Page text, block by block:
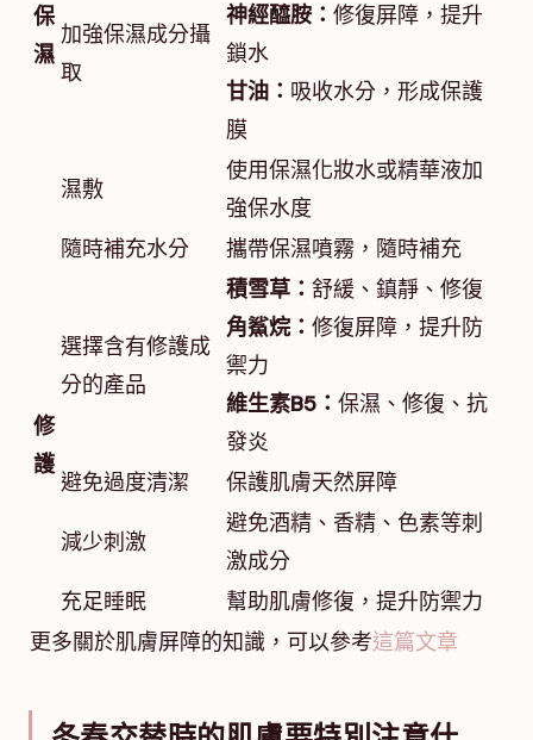
保
濕
加強保濕成分攝
取
神經醯胺： 修復屏障，提升
鎖水
甘油： 吸收水分，形成保護
膜
濕敷
使用保濕化妝水或精華液加
強保水度
隨時補充水分
攜帶保濕噴霧，隨時補充
修
護
選擇含有修護成
分的產品
積雪草： 舒緩、鎮靜、修復
角鯊烷： 修復屏障，提升防
禦力
維生素B5： 保濕、修復、抗
發炎
避免過度清潔
保護肌膚天然屏障
減少刺激
避免酒精、香精、色素等刺
激成分
充足睡眠
幫助肌膚修復，提升防禦力
更多關於肌膚屏障的知識，可以參考這篇文章